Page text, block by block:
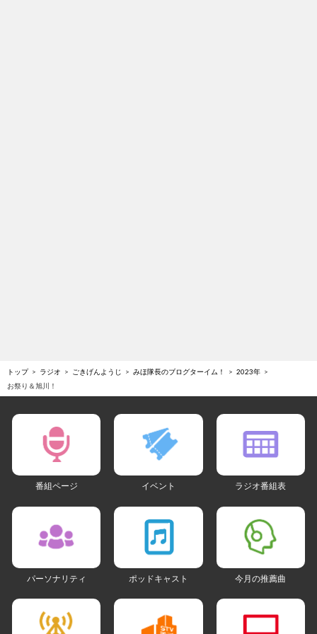
トップ ラジオ ごきげんようじ みほ隊長のブログターイム！
2023年
お祭り＆旭川！
番組ページ イベント ラジオ番組表
パーソナリティ ポッドキャスト 今月の推薦曲